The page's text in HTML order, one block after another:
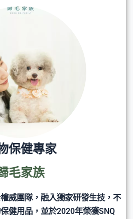
保健專家
毛家族
威團隊，融入獨家研發生技，不
健用品，並於2020年榮獲SNQ